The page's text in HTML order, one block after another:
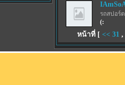
รถสปอร์
(:
หน้าที่ [ << 31 ,